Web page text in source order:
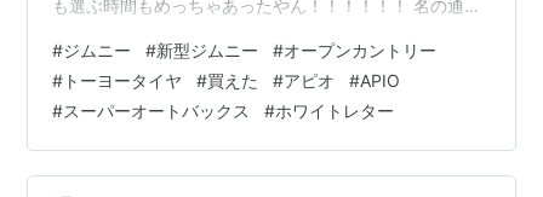
も選ぶ時間もめっちゃあったやん！！！！！！ 名の通り
が遅い！遅すぎる！ タイヤショップ行ったり～ 車屋で聞
いてもらったり～ イエローハット行ったり～ 市外のデカ
いスーパーオートバックス行ったり～ そしたらたまたま
ＡＰＩＯのジムニーブースがありました。 デモカーも２
台来てて 実際に色々見ることもできたのでラッキー。 サ
#ジムニー #新型ジムニー #オープンカントリー
# トーヨータイヤ #買えた #アピオ #APIO
#スーパーオートバックス #ホワイトレター